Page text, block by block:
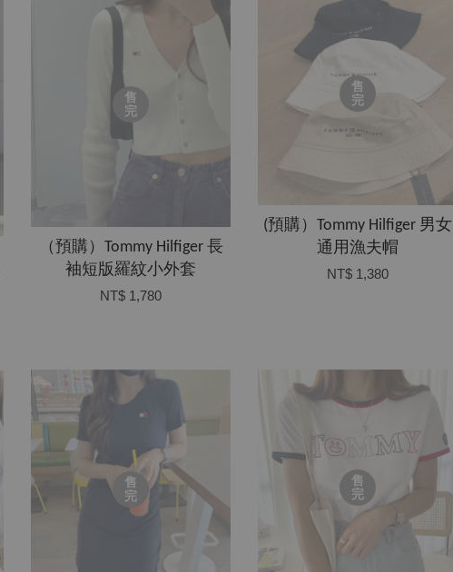
售
完
​（預購）Tommy Hilfiger 長
袖短版羅紋小外套
NT$ 1,780
售
完
​(預購）Tommy Hilfiger 男女
通用漁夫帽
NT$ 1,380
售
完
售
完